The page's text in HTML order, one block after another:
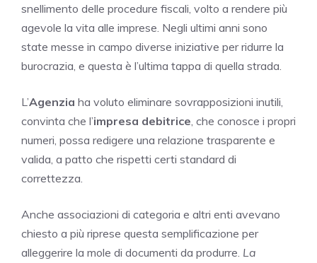
snellimento delle procedure fiscali, volto a rendere più
agevole la vita alle imprese. Negli ultimi anni sono
state messe in campo diverse iniziative per ridurre la
burocrazia, e questa è l’ultima tappa di quella strada.
L’Agenzia ha voluto eliminare sovrapposizioni inutili,
convinta che l’impresa debitrice , che conosce i propri
numeri, possa redigere una relazione trasparente e
valida, a patto che rispetti certi standard di
correttezza.
Anche associazioni di categoria e altri enti avevano
chiesto a più riprese questa semplificazione per
alleggerire la mole di documenti da produrre. La